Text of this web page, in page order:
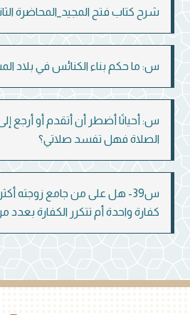
شرح كتاب فتح المجيد_المحاضرة
س: ما حكم بناء الكنائس في بلاد
س: أحيانًا أضطر أن أتقدم أو أرجع
الصلاة فهل تفسد صلاتي؟
س39- هل على من جامع زوجته
كفارة واحدة أم تتكرر الكفارة بعدد